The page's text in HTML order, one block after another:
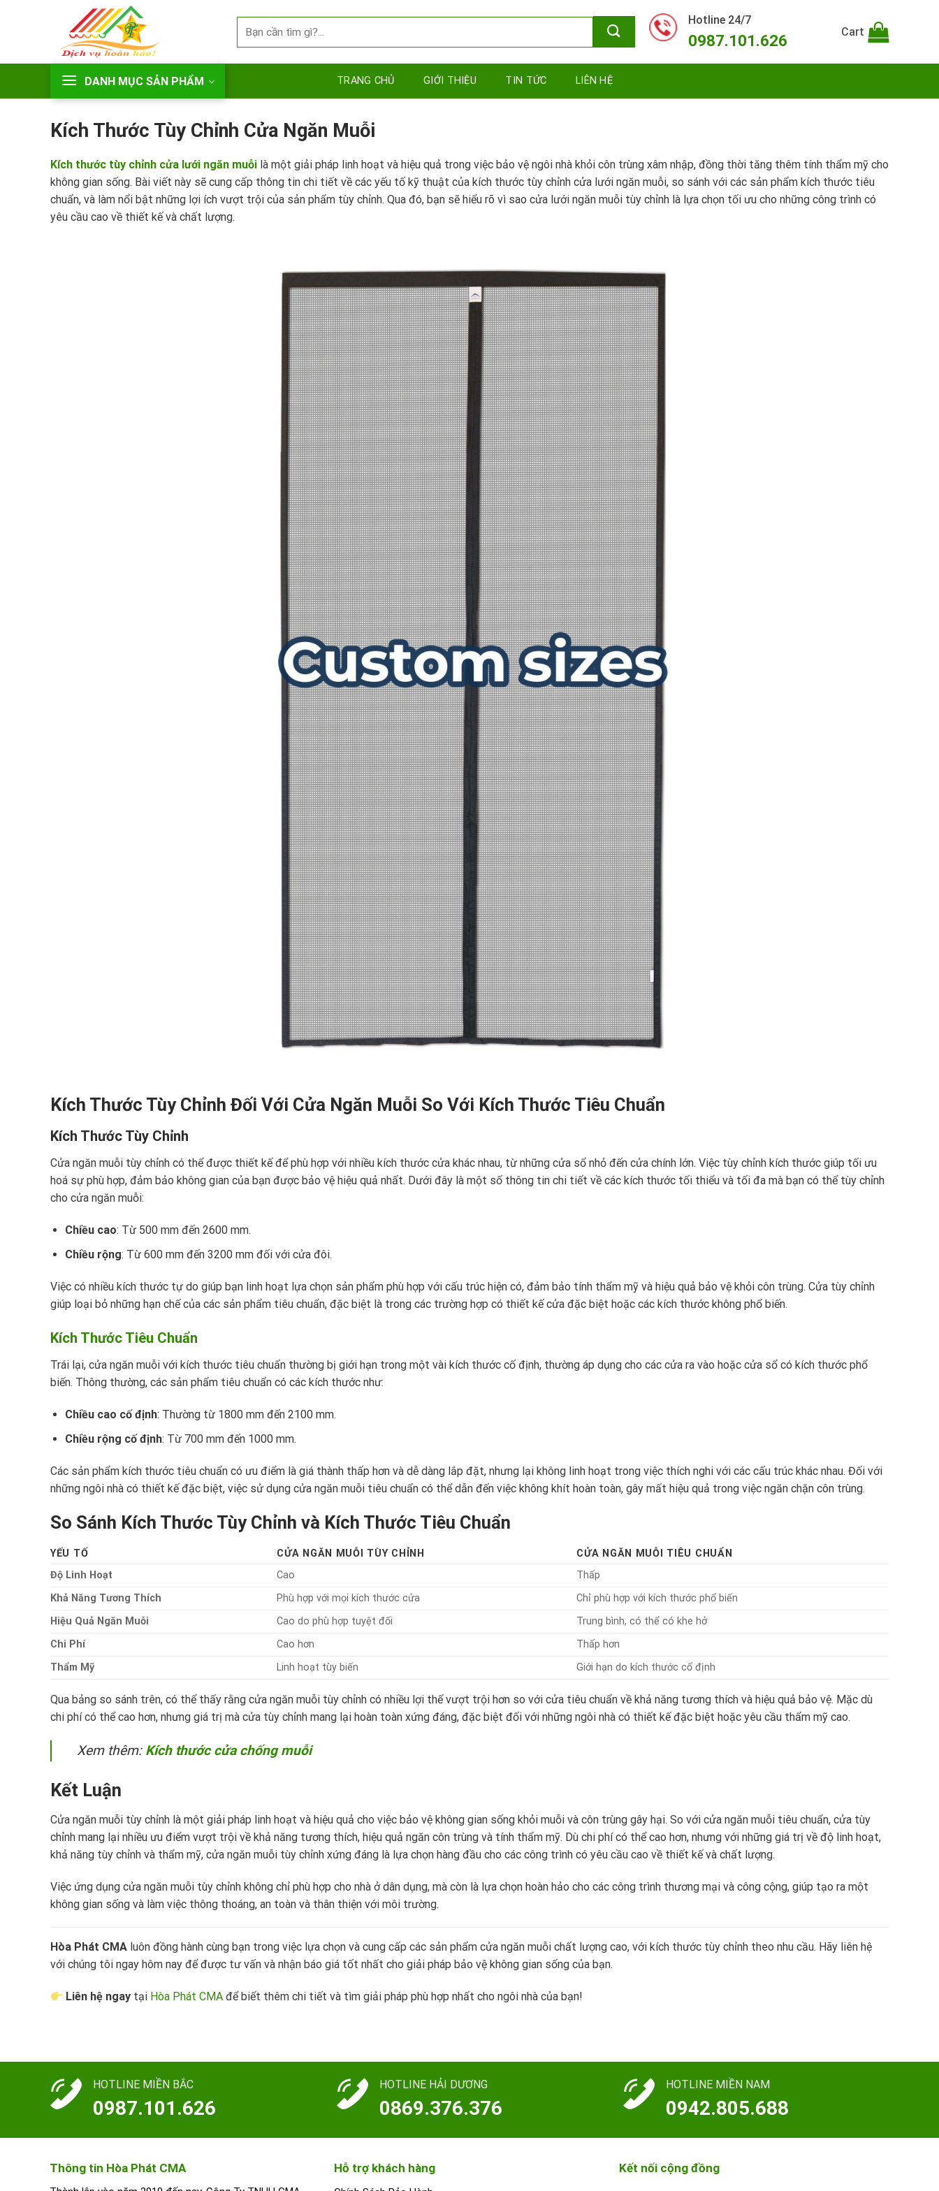
Hotline 24/7
0987.101.626 Cart
DANH MỤC SẢN PHẨM TRANG CHỦ GIỚI THIỆU TIN TỨC LIÊN HỆ
Kích Thước Tùy Chỉnh Cửa Ngăn Muỗi
Kích thước tùy chỉnh cửa lưới ngăn muỗi là một giải pháp linh hoạt và hiệu quả trong việc bảo vệ ngôi nhà khỏi côn trùng xâm nhập, đồng thời tăng thêm tính thẩm mỹ cho
không gian sống. Bài viết này sẽ cung cấp thông tin chi tiết về các yếu tố kỹ thuật của kích thước tùy chỉnh cửa lưới ngăn muỗi, so sánh với các sản phẩm kích thước tiêu
chuẩn, và làm nổi bật những lợi ích vượt trội của sản phẩm tùy chỉnh. Qua đó, bạn sẽ hiểu rõ vì sao cửa lưới ngăn muỗi tùy chỉnh là lựa chọn tối ưu cho những công trình có
yêu cầu cao về thiết kế và chất lượng.
Kích Thước Tùy Chỉnh Đối Với Cửa Ngăn Muỗi So Với Kích Thước Tiêu Chuẩn
Kích Thước Tùy Chỉnh
Cửa ngăn muỗi tùy chỉnh có thể được thiết kế để phù hợp với nhiều kích thước cửa khác nhau, từ những cửa sổ nhỏ đến cửa chính lớn. Việc tùy chỉnh kích thước giúp tối ưu
hoá sự phù hợp, đảm bảo không gian của bạn được bảo vệ hiệu quả nhất. Dưới đây là một số thông tin chi tiết về các kích thước tối thiểu và tối đa mà bạn có thể tùy chỉnh
cho cửa ngăn muỗi:
Chiều cao: Từ 500 mm đến 2600 mm.
Chiều rộng: Từ 600 mm đến 3200 mm đối với cửa đôi.
Việc có nhiều kích thước tự do giúp bạn linh hoạt lựa chọn sản phẩm phù hợp với cấu trúc hiện có, đảm bảo tính thẩm mỹ và hiệu quả bảo vệ khỏi côn trùng. Cửa tùy chỉnh
giúp loại bỏ những hạn chế của các sản phẩm tiêu chuẩn, đặc biệt là trong các trường hợp có thiết kế cửa đặc biệt hoặc các kích thước không phổ biến.
Kích Thước Tiêu Chuẩn
Trái lại, cửa ngăn muỗi với kích thước tiêu chuẩn thường bị giới hạn trong một vài kích thước cố định, thường áp dụng cho các cửa ra vào hoặc cửa sổ có kích thước phổ
biến. Thông thường, các sản phẩm tiêu chuẩn có các kích thước như:
Chiều cao cố định: Thường từ 1800 mm đến 2100 mm.
Chiều rộng cố định: Từ 700 mm đến 1000 mm.
Các sản phẩm kích thước tiêu chuẩn có ưu điểm là giá thành thấp hơn và dễ dàng lắp đặt, nhưng lại không linh hoạt trong việc thích nghi với các cấu trúc khác nhau. Đối với
những ngôi nhà có thiết kế đặc biệt, việc sử dụng cửa ngăn muỗi tiêu chuẩn có thể dẫn đến việc không khít hoàn toàn, gây mất hiệu quả trong việc ngăn chặn côn trùng.
So Sánh Kích Thước Tùy Chỉnh và Kích Thước Tiêu Chuẩn
YẾU TỐ CỬA NGĂN MUỖI TÙY CHỈNH
CỬA NGĂN MUỖI TIÊU CHUẨN
Độ Linh Hoạt
Cao
Thấp
Khả Năng Tương Thích
Phù hợp với mọi kích thước cửa
Chỉ phù hợp với kích thước phổ biến
Hiệu Quả Ngăn Muỗi
Cao do phù hợp tuyệt đối
Trung bình, có thể có khe hở
Chi Phí
Cao hơn
Thấp hơn
Thẩm Mỹ
Linh hoạt tùy biến Giới hạn do kích thước cố định
Qua bảng so sánh trên, có thể thấy rằng cửa ngăn muỗi tùy chỉnh có nhiều lợi thế vượt trội hơn so với cửa tiêu chuẩn về khả năng tương thích và hiệu quả bảo vệ. Mặc dù
chi phí có thể cao hơn, nhưng giá trị mà cửa tùy chỉnh mang lại hoàn toàn xứng đáng, đặc biệt đối với những ngôi nhà có thiết kế đặc biệt hoặc yêu cầu thẩm mỹ cao.
Xem thêm: Kích thước cửa chống muỗi
Kết Luận
Cửa ngăn muỗi tùy chỉnh là một giải pháp linh hoạt và hiệu quả cho việc bảo vệ không gian sống khỏi muỗi và côn trùng gây hại. So với cửa ngăn muỗi tiêu chuẩn, cửa tùy
chỉnh mang lại nhiều ưu điểm vượt trội về khả năng tương thích, hiệu quả ngăn côn trùng và tính thẩm mỹ. Dù chi phí có thể cao hơn, nhưng với những giá trị về độ linh hoạt,
khả năng tùy chỉnh và thẩm mỹ, cửa ngăn muỗi tùy chỉnh xứng đáng là lựa chọn hàng đầu cho các công trình có yêu cầu cao về thiết kế và chất lượng.
Việc ứng dụng cửa ngăn muỗi tùy chỉnh không chỉ phù hợp cho nhà ở dân dụng, mà còn là lựa chọn hoàn hảo cho các công trình thương mại và công cộng, giúp tạo ra một
không gian sống và làm việc thông thoáng, an toàn và thân thiện với môi trường.
Hòa Phát CMA luôn đồng hành cùng bạn trong việc lựa chọn và cung cấp các sản phẩm cửa ngăn muỗi chất lượng cao, với kích thước tùy chỉnh theo nhu cầu. Hãy liên hệ
với chúng tôi ngay hôm nay để được tư vấn và nhận báo giá tốt nhất cho giải pháp bảo vệ không gian sống của bạn.
Liên hệ ngay tại Hòa Phát CMA để biết thêm chi tiết và tìm giải pháp phù hợp nhất cho ngôi nhà của bạn!
HOTLINE MIỀN BẮC
0987.101.626
HOTLINE HẢI DƯƠNG
0869.376.376
HOTLINE MIỀN NAM
0942.805.688
Thông tin Hòa Phát CMA Hỗ trợ khách hàng Kết nối cộng đồng